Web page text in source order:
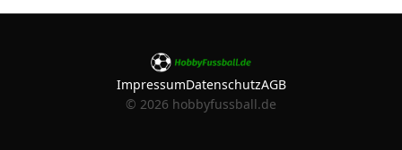
ImpressumDatenschutzAGB
© 2026 hobbyfussball.de